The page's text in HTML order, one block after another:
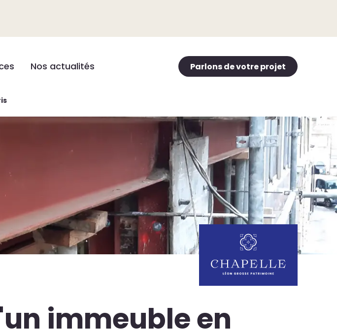
Parlons de votre projet
Nos actualités
immeuble en